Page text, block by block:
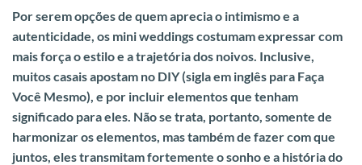
Por serem opções de quem aprecia o intimismo e a
autenticidade, os mini weddings costumam expressar com
mais força o estilo e a trajetória dos noivos. Inclusive,
muitos casais apostam no DIY (sigla em inglês para Faça
Você Mesmo), e por incluir elementos que tenham
significado para eles. Não se trata, portanto, somente de
harmonizar os elementos, mas também de fazer com que
juntos, eles transmitam fortemente o sonho e a história do